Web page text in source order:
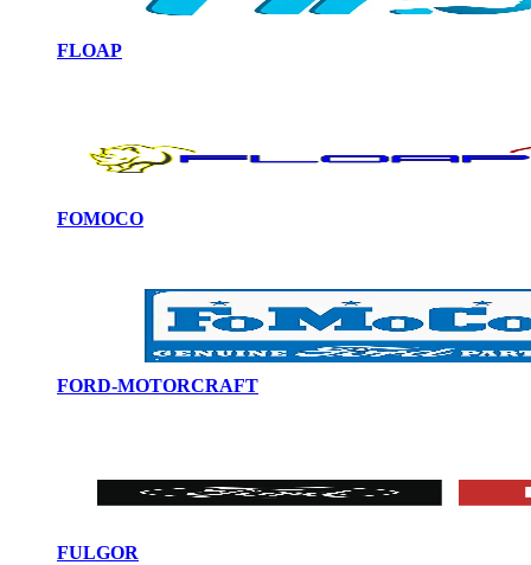
FLOAP
FOMOCO
FORD-MOTORCRAFT
FULGOR